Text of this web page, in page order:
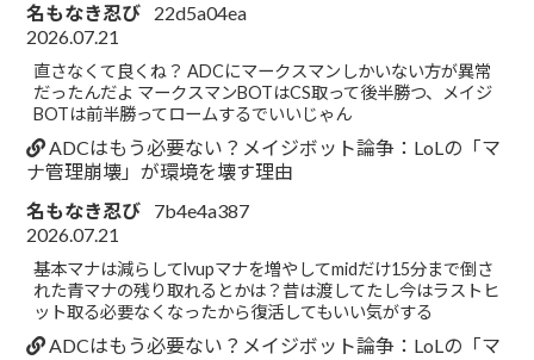
名もなき忍び
22d5a04ea
2026.07.21
直さなくて良くね？ ADCにマークスマンしかいない方が異常
だったんだよ マークスマンBOTはCS取って後半勝つ、メイジ
BOTは前半勝ってロームするでいいじゃん
ADCはもう必要ない？メイジボット論争：LoLの「マ
ナ管理崩壊」が環境を壊す理由
名もなき忍び
7b4e4a387
2026.07.21
基本マナは減らしてlvupマナを増やしてmidだけ15分まで倒さ
れた青マナの残り取れるとかは？昔は渡してたし今はラストヒ
ット取る必要なくなったから復活してもいい気がする
ADCはもう必要ない？メイジボット論争：LoLの「マ